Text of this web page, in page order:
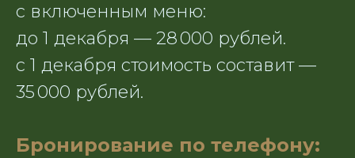
с включенным меню:
до 1 декабря — 28 000 рублей.
с 1 декабря стоимость составит —
35 000 рублей.
Бронирование по телефону:
Политика
конфиденциальности